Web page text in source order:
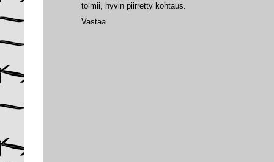
toimii, hyvin piirretty kohtaus.
Vastaa